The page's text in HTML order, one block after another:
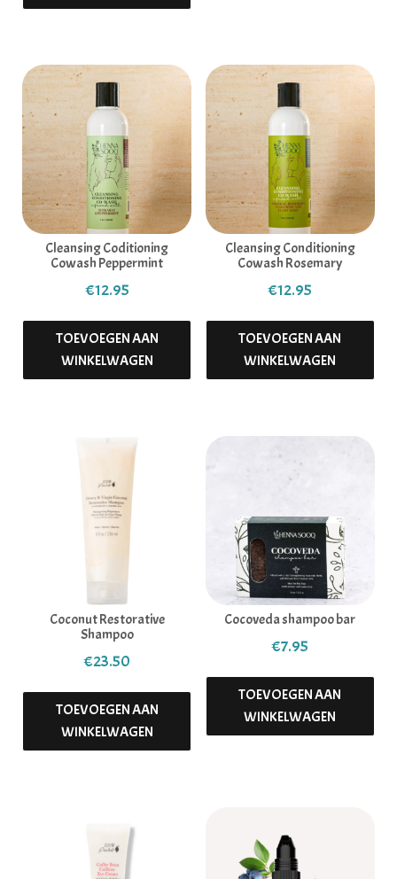
Cleansing Coditioning
Cowash Peppermint
€12.95
TOEVOEGEN AAN
WINKELWAGEN
Cleansing Conditioning
Cowash Rosemary
€12.95
TOEVOEGEN AAN
WINKELWAGEN
Coconut Restorative
Shampoo
€23.50
TOEVOEGEN AAN
WINKELWAGEN
Cocoveda shampoo bar
€7.95
TOEVOEGEN AAN
WINKELWAGEN